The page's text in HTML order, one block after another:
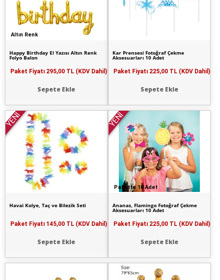
Altın Renk
Happy Birthday El Yazısı Altın Renk
Folyo Balon
Paket Fiyatı 295,00 TL (KDV Dahil)
Sepete Ekle
Kar Prensesi Fotoğraf Çekme
Aksesuarları 10 Adet
Paket Fiyatı 225,00 TL (KDV Dahil)
Sepete Ekle
YENİ
Havai Kolye, Taç ve Bilezik Seti
Paket Fiyatı 145,00 TL (KDV Dahil)
Sepete Ekle
Pakette 10 Adet
YENİ
Ananas, Flamingo Fotoğraf Çekme
Aksesuarları 10 Adet
Paket Fiyatı 225,00 TL (KDV Dahil)
Sepete Ekle